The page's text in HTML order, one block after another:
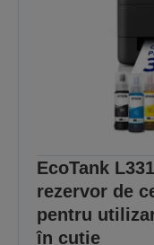
EcoTank
rezervor de
pentru
în cutie